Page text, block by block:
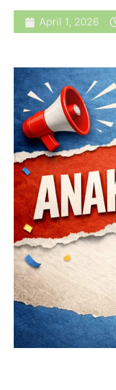
April 1, 2026